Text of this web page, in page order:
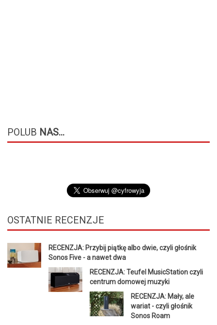
POLUB NAS...
OSTATNIE RECENZJE
RECENZJA: Przybij piątkę albo dwie, czyli głośnik
Sonos Five - a nawet dwa
RECENZJA: Teufel MusicStation czyli
centrum domowej muzyki
RECENZJA: Mały, ale
wariat - czyli głośnik
Sonos Roam